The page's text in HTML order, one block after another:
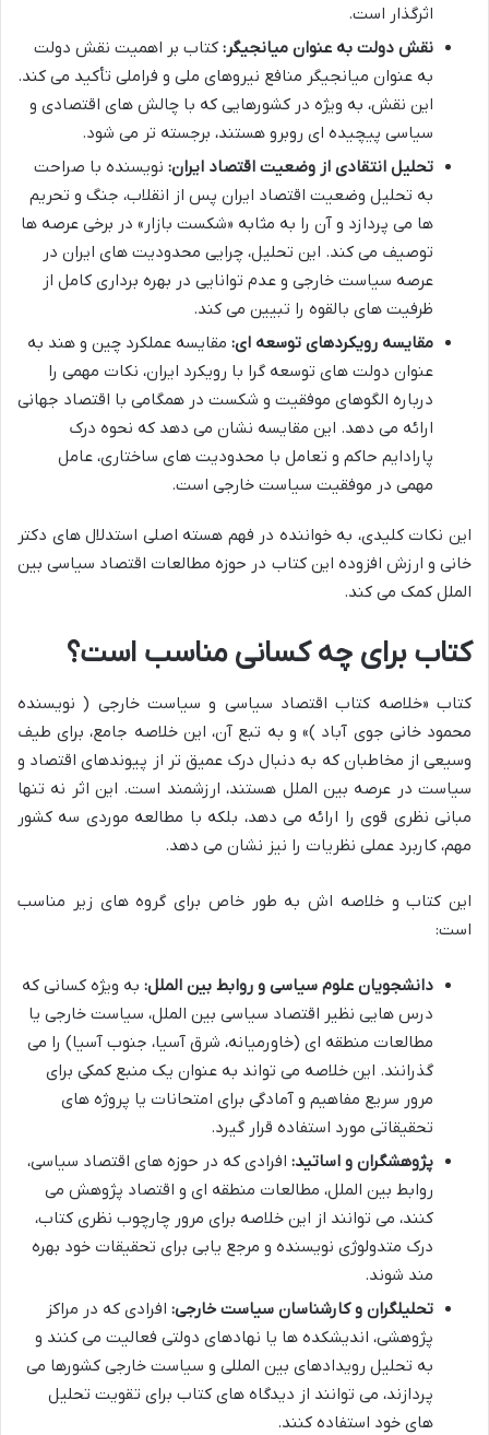
اثرگذار است.
نقش دولت به عنوان میانجیگر: کتاب بر اهمیت نقش دولت
به عنوان میانجیگر منافع نیروهای ملی و فراملی تأکید می کند.
این نقش، به ویژه در کشورهایی که با چالش های اقتصادی و
سیاسی پیچیده ای روبرو هستند، برجسته تر می شود.
تحلیل انتقادی از وضعیت اقتصاد ایران: نویسنده با صراحت
به تحلیل وضعیت اقتصاد ایران پس از انقلاب، جنگ و تحریم
ها می پردازد و آن را به مثابه «شکست بازار» در برخی عرصه ها
توصیف می کند. این تحلیل، چرایی محدودیت های ایران در
عرصه سیاست خارجی و عدم توانایی در بهره برداری کامل از
ظرفیت های بالقوه را تبیین می کند.
مقایسه رویکردهای توسعه ای: مقایسه عملکرد چین و هند به
عنوان دولت های توسعه گرا با رویکرد ایران، نکات مهمی را
درباره الگوهای موفقیت و شکست در همگامی با اقتصاد جهانی
ارائه می دهد. این مقایسه نشان می دهد که نحوه درک
پارادایم حاکم و تعامل با محدودیت های ساختاری، عامل
مهمی در موفقیت سیاست خارجی است.
این نکات کلیدی، به خواننده در فهم هسته اصلی استدلال های دکتر
خانی و ارزش افزوده این کتاب در حوزه مطالعات اقتصاد سیاسی بین
الملل کمک می کند.
کتاب برای چه کسانی مناسب است؟
کتاب «خلاصه کتاب اقتصاد سیاسی و سیاست خارجی ( نویسنده
محمود خانی جوی آباد )» و به تبع آن، این خلاصه جامع، برای طیف
وسیعی از مخاطبان که به دنبال درک عمیق تر از پیوندهای اقتصاد و
سیاست در عرصه بین الملل هستند، ارزشمند است. این اثر نه تنها
مبانی نظری قوی را ارائه می دهد، بلکه با مطالعه موردی سه کشور
مهم، کاربرد عملی نظریات را نیز نشان می دهد.
این کتاب و خلاصه اش به طور خاص برای گروه های زیر مناسب
است:
دانشجویان علوم سیاسی و روابط بین الملل: به ویژه کسانی که
درس هایی نظیر اقتصاد سیاسی بین الملل، سیاست خارجی یا
مطالعات منطقه ای (خاورمیانه، شرق آسیا، جنوب آسیا) را می
گذرانند. این خلاصه می تواند به عنوان یک منبع کمکی برای
مرور سریع مفاهیم و آمادگی برای امتحانات یا پروژه های
تحقیقاتی مورد استفاده قرار گیرد.
پژوهشگران و اساتید: افرادی که در حوزه های اقتصاد سیاسی،
روابط بین الملل، مطالعات منطقه ای و اقتصاد پژوهش می
کنند، می توانند از این خلاصه برای مرور چارچوب نظری کتاب،
درک متدولوژی نویسنده و مرجع یابی برای تحقیقات خود بهره
مند شوند.
تحلیلگران و کارشناسان سیاست خارجی: افرادی که در مراکز
پژوهشی، اندیشکده ها یا نهادهای دولتی فعالیت می کنند و
به تحلیل رویدادهای بین المللی و سیاست خارجی کشورها می
پردازند، می توانند از دیدگاه های کتاب برای تقویت تحلیل
های خود استفاده کنند.